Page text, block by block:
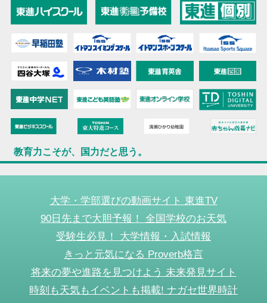
教育力こそが、国力だと思う。
大学・学部選びの動画サイト 東進TV
90日先まで大胆予報！ 全国学校のお天気
受験生必見！ 大学情報・入試情報
きっと元気になる Proverb格言
将来の夢や進路を見つけよう 未来発見サイト
時刻も天気もイベントも掲載! ナガセ世界時計